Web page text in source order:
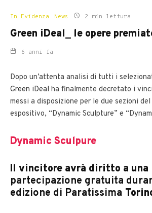
In Evidenza News 2 min lettura
Green iDeal_ le opere
6 anni fa
Dopo un’attenta analisi di tutti i
Green iDeal ha finalmente decretato i
messi a disposizione per le due sezioni
espositivo, “Dynamic Sculpture” e
Dynamic Sculpure
Il vincitore avrà diritto a una
partecipazione gratuita
edizione di Paratissima